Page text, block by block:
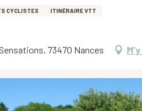
CYCLISTES ITINÉRAIRE VTT
73470 Nances